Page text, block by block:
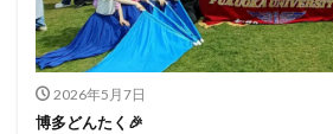
2026年5月7日
博多どんたく🎉